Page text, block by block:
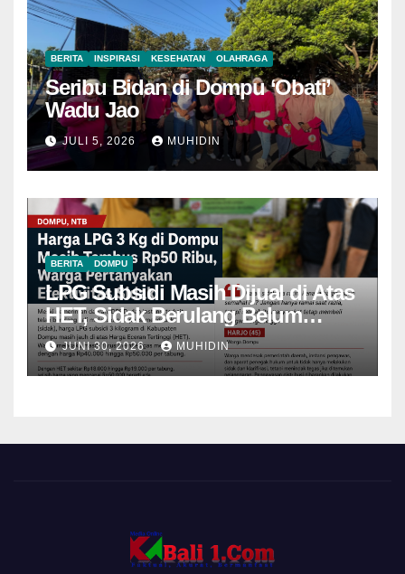
BERITA INSPIRASI KESEHATAN OLAHRAGA
Seribu Bidan di Dompu ‘Obati’
Wadu Jao
JULI 5, 2026 MUHIDIN
BERITA DOMPU
LPG Subsidi Masih Dijual di Atas
HET, Sidak Berulang Belum
Mampu Menekan Harga
JUNI 30, 2026 MUHIDIN